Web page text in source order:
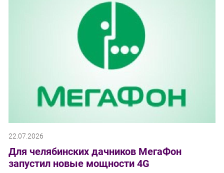
22.07.2026
Для челябинских дачников МегаФон
запустил новые мощности 4G